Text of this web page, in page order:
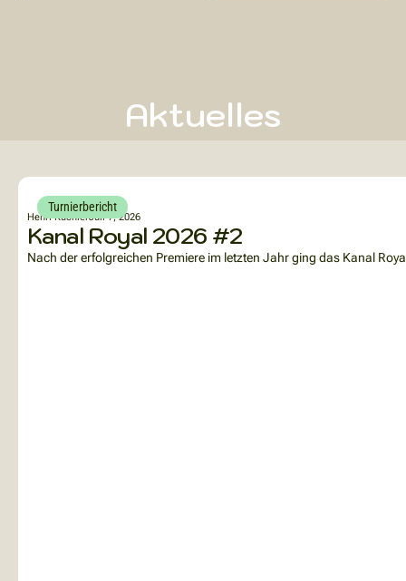
Aktuelles
Turnierbericht
Henri KüchlerJuli 7, 2026
Kanal Royal 2026 #2
Nach der erfolgreichen Premiere im letzten Jahr ging das Kanal